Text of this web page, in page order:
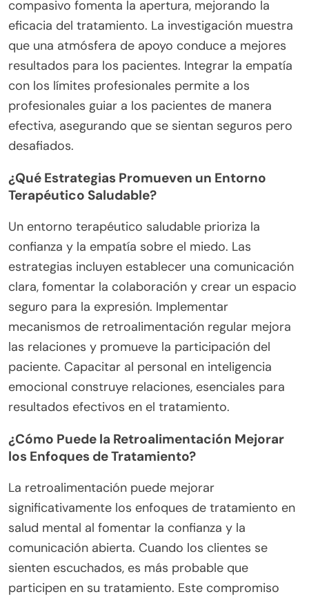
compasivo fomenta la apertura, mejorando la
eficacia del tratamiento. La investigación muestra
que una atmósfera de apoyo conduce a mejores
resultados para los pacientes. Integrar la empatía
con los límites profesionales permite a los
profesionales guiar a los pacientes de manera
efectiva, asegurando que se sientan seguros pero
desafiados.
¿Qué Estrategias Promueven un Entorno
Terapéutico Saludable?
Un entorno terapéutico saludable prioriza la
confianza y la empatía sobre el miedo. Las
estrategias incluyen establecer una comunicación
clara, fomentar la colaboración y crear un espacio
seguro para la expresión. Implementar
mecanismos de retroalimentación regular mejora
las relaciones y promueve la participación del
paciente. Capacitar al personal en inteligencia
emocional construye relaciones, esenciales para
resultados efectivos en el tratamiento.
¿Cómo Puede la Retroalimentación Mejorar
los Enfoques de Tratamiento?
La retroalimentación puede mejorar
significativamente los enfoques de tratamiento en
salud mental al fomentar la confianza y la
comunicación abierta. Cuando los clientes se
sienten escuchados, es más probable que
participen en su tratamiento. Este compromiso